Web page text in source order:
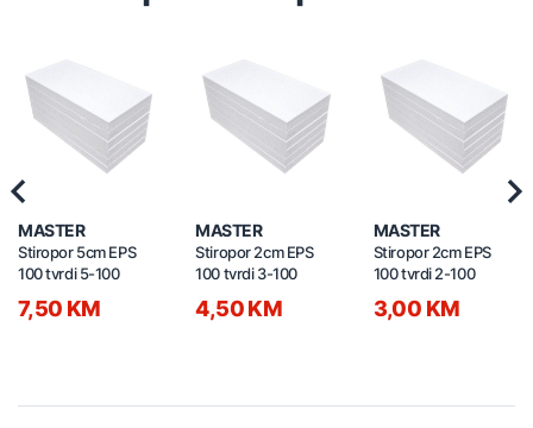
MASTER
Stiropor 5cm EPS
100 tvrdi 5-100
7,50 KM
MASTER
Stiropor 2cm EPS
100 tvrdi 3-100
4,50 KM
MASTER
Stiropor 2cm EPS
100 tvrdi 2-100
3,00 KM